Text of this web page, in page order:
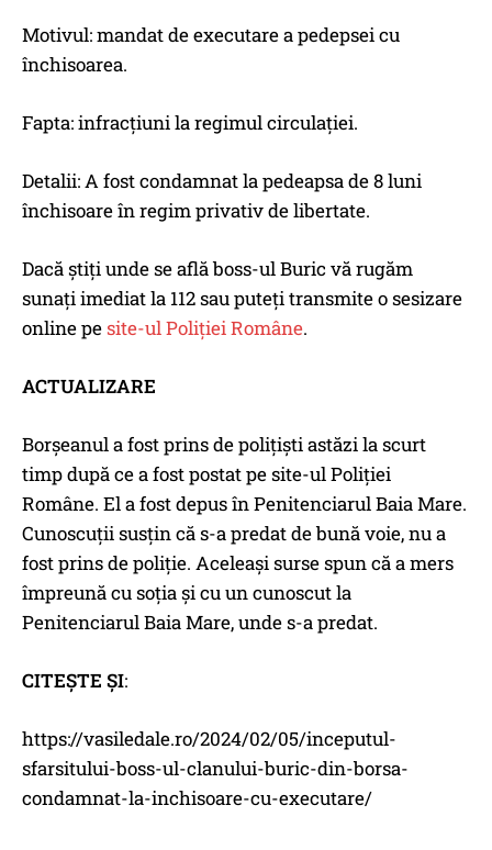
Motivul: mandat de executare a pedepsei cu
închisoarea.
Fapta: infracțiuni la regimul circulației.
Detalii: A fost condamnat la pedeapsa de 8 luni
închisoare în regim privativ de libertate.
Dacă știți unde se află boss-ul Buric vă rugăm
sunați imediat la 112 sau puteți transmite o sesizare
online pesite-ul Poliției Române.
ACTUALIZARE
Borșeanul a fost prins de polițiști astăzi la scurt
timp după ce a fost postat pe site-ul Poliției
Române. El a fost depus în Penitenciarul Baia Mare.
Cunoscuții susțin că s-a predat de bună voie, nu a
fost prins de poliție. Aceleași surse spun că a mers
împreună cu soția și cu un cunoscut la
Penitenciarul Baia Mare, unde s-a predat.
CITEȘTE ȘI:
https://vasiledale.ro/2024/02/05/inceputul-
sfarsitului-boss-ul-clanului-buric-din-borsa-
condamnat-la-inchisoare-cu-executare/